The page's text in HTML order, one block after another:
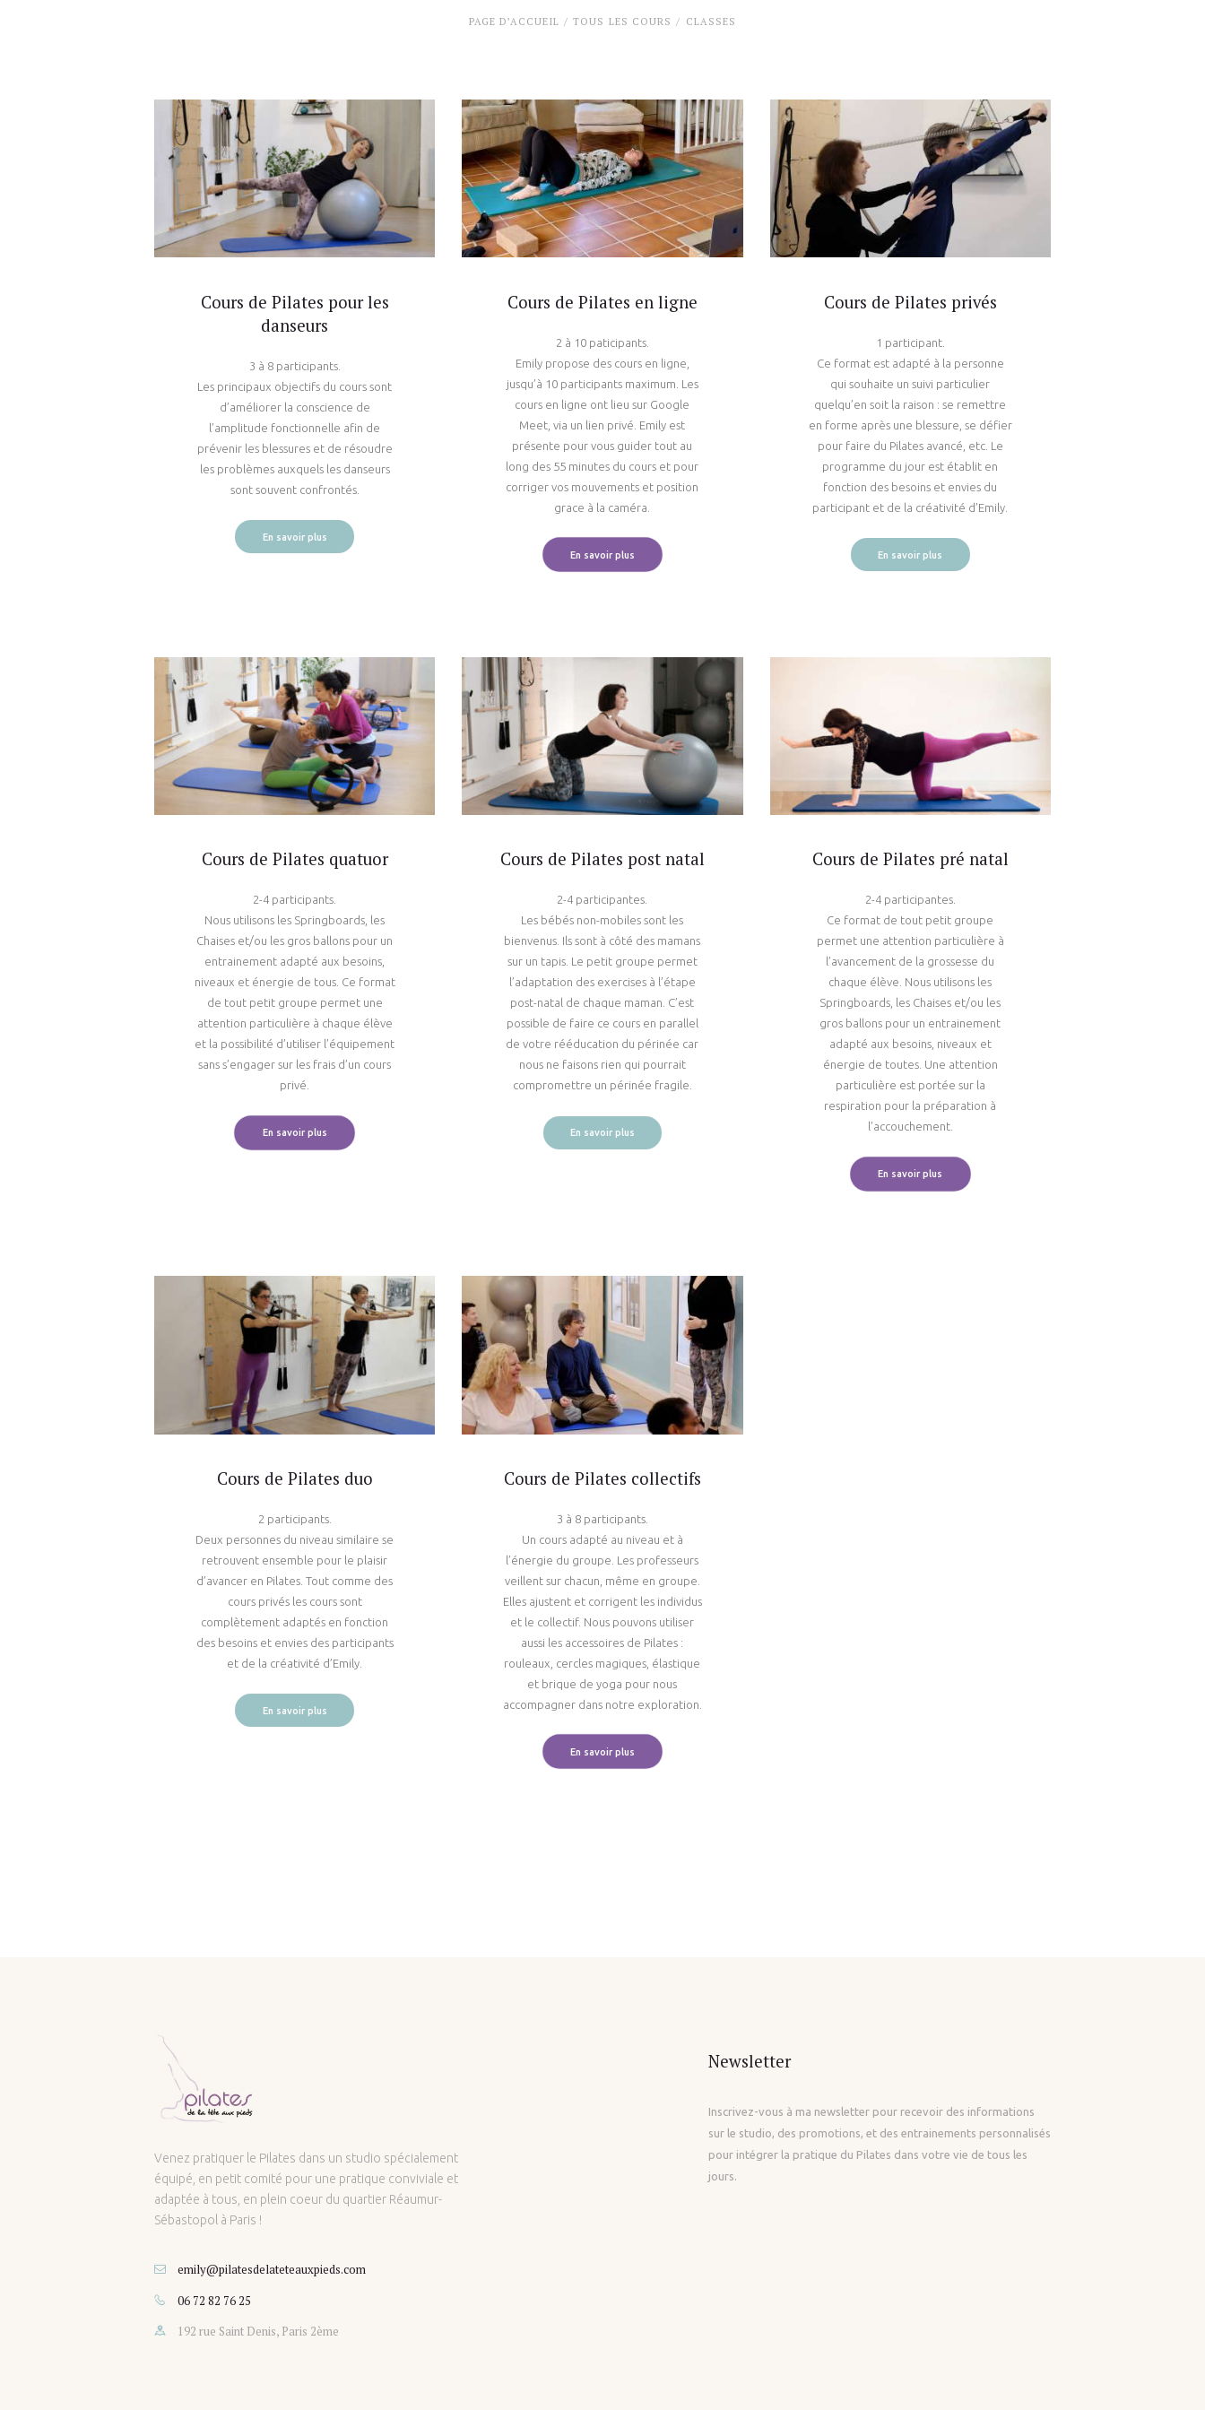
PAGE D’ACCUEIL TOUS LES COURS CLASSES
Cours de Pilates pour les
danseurs
3 à 8 participants.
Les principaux objectifs du cours sont
d’améliorer la conscience de
l’amplitude fonctionnelle afin de
prévenir les blessures et de résoudre
les problèmes auxquels les danseurs
sont souvent confrontés.
En savoir plus
Cours de Pilates en ligne
2 à 10 paticipants.
Emily propose des cours en ligne,
jusqu’à 10 participants maximum. Les
cours en ligne ont lieu sur Google
Meet, via un lien privé. Emily est
présente pour vous guider tout au
long des 55 minutes du cours et pour
corriger vos mouvements et position
grace à la caméra.
En savoir plus
Cours de Pilates privés
1 participant.
Ce format est adapté à la personne
qui souhaite un suivi particulier
quelqu’en soit la raison : se remettre
en forme après une blessure, se défier
pour faire du Pilates avancé, etc. Le
programme du jour est établit en
fonction des besoins et envies du
participant et de la créativité d’Emily.
En savoir plus
Cours de Pilates quatuor
2-4 participants.
Nous utilisons les Springboards, les
Chaises et/ou les gros ballons pour un
entrainement adapté aux besoins,
niveaux et énergie de tous. Ce format
de tout petit groupe permet une
attention particulière à chaque élève
et la possibilité d’utiliser l’équipement
sans s’engager sur les frais d’un cours
privé.
En savoir plus
Cours de Pilates post natal
2-4 participantes.
Les bébés non-mobiles sont les
bienvenus. Ils sont à côté des mamans
sur un tapis. Le petit groupe permet
l’adaptation des exercises à l’étape
post-natal de chaque maman. C’est
possible de faire ce cours en parallel
de votre rééducation du périnée car
nous ne faisons rien qui pourrait
compromettre un périnée fragile.
En savoir plus
Cours de Pilates pré natal
2-4 participantes.
Ce format de tout petit groupe
permet une attention particulière à
l’avancement de la grossesse du
chaque élève. Nous utilisons les
Springboards, les Chaises et/ou les
gros ballons pour un entrainement
adapté aux besoins, niveaux et
énergie de toutes. Une attention
particulière est portée sur la
respiration pour la préparation à
l’accouchement.
En savoir plus
Cours de Pilates duo
2 participants.
Deux personnes du niveau similaire se
retrouvent ensemble pour le plaisir
d’avancer en Pilates. Tout comme des
cours privés les cours sont
complètement adaptés en fonction
des besoins et envies des participants
et de la créativité d’Emily.
En savoir plus
Cours de Pilates collectifs
3 à 8 participants.
Un cours adapté au niveau et à
l’énergie du groupe. Les professeurs
veillent sur chacun, même en groupe.
Elles ajustent et corrigent les individus
et le collectif. Nous pouvons utiliser
aussi les accessoires de Pilates :
rouleaux, cercles magiques, élastique
et brique de yoga pour nous
accompagner dans notre exploration.
En savoir plus
Venez pratiquer le Pilates dans un studio spécialement
équipé, en petit comité pour une pratique conviviale et
adaptée à tous, en plein coeur du quartier Réaumur-
Sébastopol à Paris !
emily@pilatesdelateteauxpieds.com
06 72 82 76 25
192 rue Saint Denis, Paris 2ème
Newsletter
Inscrivez-vous à ma newsletter pour recevoir des informations
sur le studio, des promotions, et des entrainements personnalisés
pour intégrer la pratique du Pilates dans votre vie de tous les
jours.